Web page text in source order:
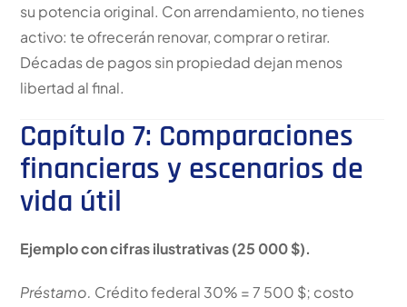
su potencia original. Con arrendamiento, no tienes
activo: te ofrecerán renovar, comprar o retirar.
Décadas de pagos sin propiedad dejan menos
libertad al final.
Capítulo 7: Comparaciones
financieras y escenarios de
vida útil
Ejemplo con cifras ilustrativas (25 000 $).
Préstamo. Crédito federal 30% = 7 500 $; costo